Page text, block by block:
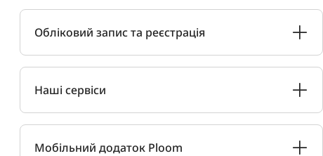
Обліковий запис та реєстрація
Наші сервіси
Мобільний додаток Ploom